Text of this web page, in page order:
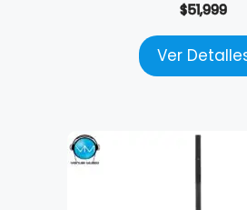
$51,999
Ver